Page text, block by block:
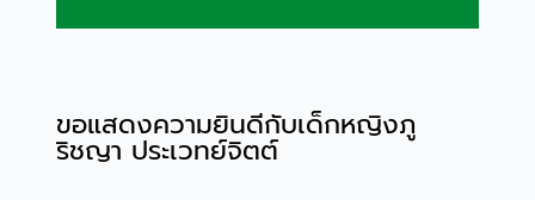
ขอแสดงความยินดีกับเด็กหญิงภู
ริชญา ประเวทย์จิตต์